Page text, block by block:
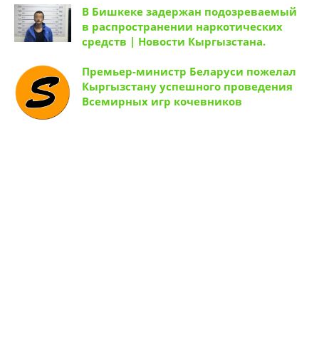
В Бишкеке задержан подозреваемый
в распространении наркотических
средств | Новости Кыргызстана.
Премьер-министр Беларуси пожелал
Кыргызстану успешного проведения
Всемирных игр кочевников